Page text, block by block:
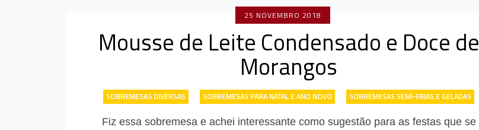
25 NOVEMBRO 2018
Mousse de Leite Condensado e Doce de
Morangos
SOBREMESAS DIVERSAS SOBREMESAS PARA NATAL E ANO NOVO SOBREMESAS SEMI-FRIAS E GELADAS
Fiz essa sobremesa e achei interessante como sugestão para as festas que se